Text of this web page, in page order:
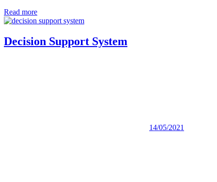
Read more
Decision Support System
14/05/2021